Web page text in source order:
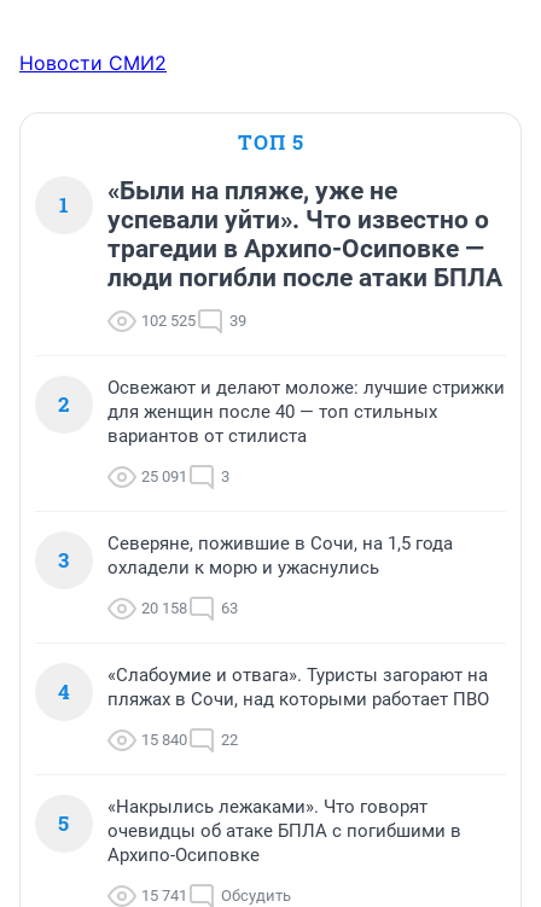
Новости СМИ2
ТОП 5
1
«Были на пляже, уже не
успевали уйти». Что известно о
трагедии в Архипо-Осиповке —
люди погибли после атаки БПЛА
102 525 39
2
Освежают и делают моложе: лучшие стрижки
для женщин после 40 — топ стильных
вариантов от стилиста
25 091 3
3
Северяне, пожившие в Сочи, на 1,5 года
охладели к морю и ужаснулись
20 158 63
4
«Слабоумие и отвага». Туристы загорают на
пляжах в Сочи, над которыми работает ПВО
15 840 22
5
«Накрылись лежаками». Что говорят
очевидцы об атаке БПЛА с погибшими в
Архипо-Осиповке
15 741 Обсудить